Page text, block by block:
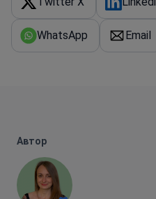
WhatsApp Email
Автор